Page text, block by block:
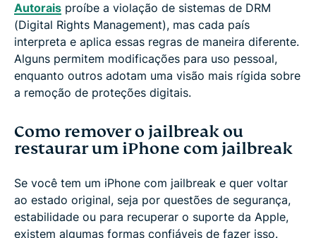
Autorais proíbe a violação de sistemas de DRM
(Digital Rights Management), mas cada país
interpreta e aplica essas regras de maneira diferente.
Alguns permitem modificações para uso pessoal,
enquanto outros adotam uma visão mais rígida sobre
a remoção de proteções digitais.
Como remover o jailbreak ou
restaurar um iPhone com jailbreak
Se você tem um iPhone com jailbreak e quer voltar
ao estado original, seja por questões de segurança,
estabilidade ou para recuperar o suporte da Apple,
existem algumas formas confiáveis de fazer isso.